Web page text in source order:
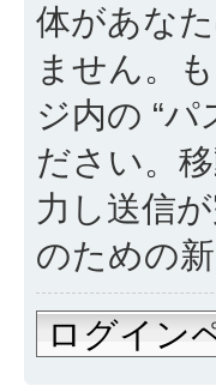
体があな
ません。
ジ内の “
ださい。
力し送信
のための
ログイン